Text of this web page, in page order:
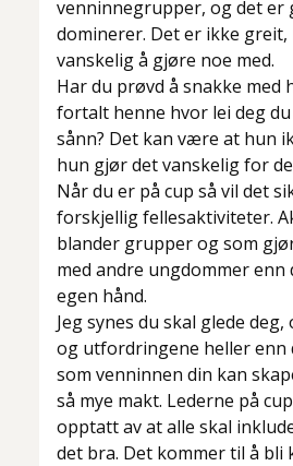
venninnegrupper, og det er
dominerer. Det er ikke greit,
vanskelig å gjøre noe med.
Har du prøvd å snakke med
fortalt henne hvor lei deg
sånn? Det kan være at hun
hun gjør det vanskelig for
Når du er på cup så vil det
forskjellig fellesaktiviteter.
blander grupper og som
med andre ungdommer
egen hånd.
Jeg synes du skal glede
og utfordringene heller enn
som venninnen din kan
så mye makt. Lederne på
opptatt av at alle skal
det bra. Det kommer til å bli